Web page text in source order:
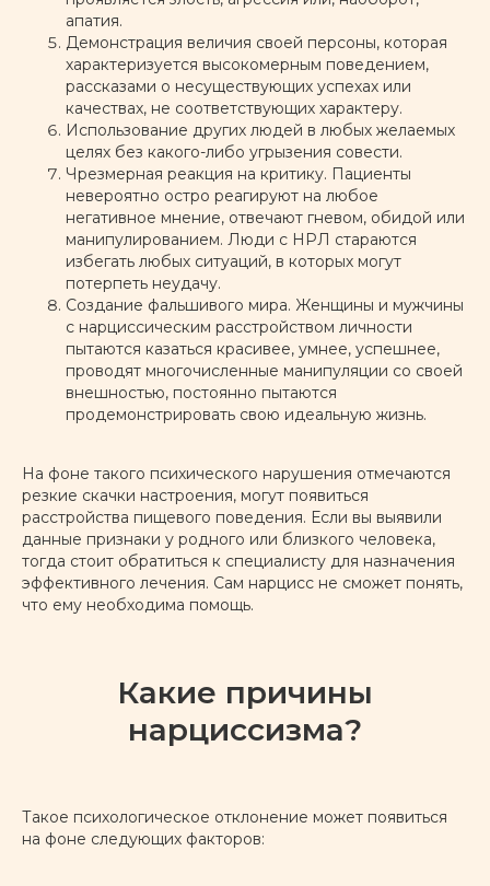
апатия.
Демонстрация величия своей персоны, которая
характеризуется высокомерным поведением,
рассказами о несуществующих успехах или
качествах, не соответствующих характеру.
Использование других людей в любых желаемых
целях без какого-либо угрызения совести.
Чрезмерная реакция на критику. Пациенты
невероятно остро реагируют на любое
негативное мнение, отвечают гневом, обидой или
манипулированием. Люди с НРЛ стараются
избегать любых ситуаций, в которых могут
потерпеть неудачу.
Создание фальшивого мира. Женщины и мужчины
с нарциссическим расстройством личности
пытаются казаться красивее, умнее, успешнее,
проводят многочисленные манипуляции со своей
внешностью, постоянно пытаются
продемонстрировать свою идеальную жизнь.
На фоне такого психического нарушения отмечаются
резкие скачки настроения, могут появиться
расстройства пищевого поведения. Если вы выявили
данные признаки у родного или близкого человека,
тогда стоит обратиться к специалисту для назначения
эффективного лечения. Сам нарцисс не сможет понять,
что ему необходима помощь.
Какие причины
нарциссизма?
Такое психологическое отклонение может появиться
на фоне следующих факторов: